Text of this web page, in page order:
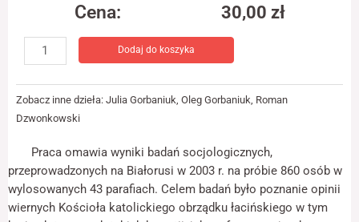
Cena: 30,00 zł
Postawy
katolików
obrządku
łacińskiego
na
języka
polskiego
Dodaj do koszyka
Zobacz inne dzieła: Julia Gorbaniuk Oleg Gorbaniuk Roman
Dzwonkowski
Praca omawia wyniki badań socjologicznych,
przeprowadzonych na Białorusi w 2003 r. na próbie 860 osób w
wylosowanych 43 parafiach. Celem badań było poznanie opinii
wiernych Kościoła katolickiego obrządku łacińskiego w tym
funkcje znikną ze
internetowej.
Marketing
Udostępniając
zachowania
podczas
odwiedzania naszej
strony, zwiększasz
szansę na